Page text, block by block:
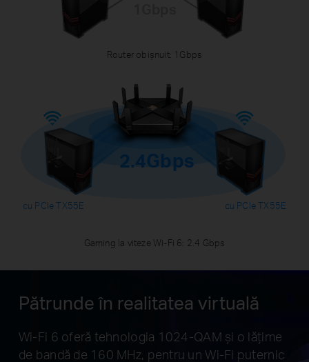
Router obișnuit: 1Gbps
2.4Gbps
cu PCIe TX55E cu PCIe TX55E
Gaming la viteze Wi-Fi 6: 2.4 Gbps
Pătrunde în realitatea virtuală
Wi-Fi 6 oferă tehnologia 1024-QAM și o lățime
de bandă de 160 MHz, pentru un Wi-Fi puternic